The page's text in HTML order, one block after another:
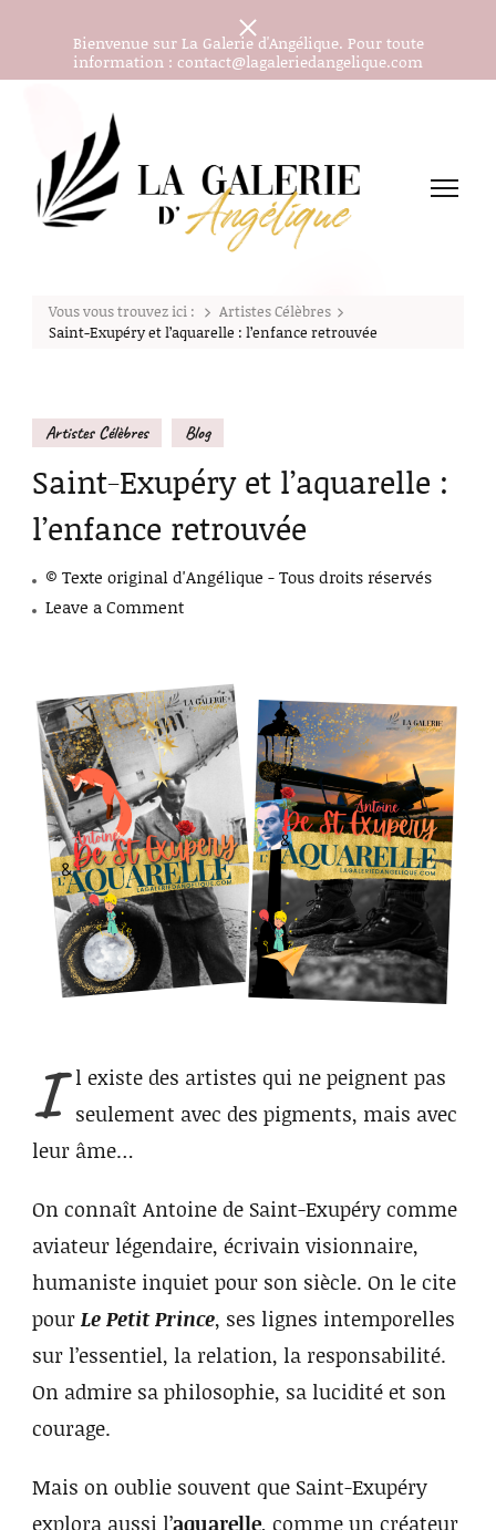
Bienvenue sur La Galerie d'Angélique. Pour toute
information : contact@lagaleriedangelique.com
La Galerie d'Angélique
Vous vous trouvez ici :
Artistes Célèbres
Saint-Exupéry et l’aquarelle : l’enfance retrouvée
Artistes Célèbres Blog
Saint-Exupéry et l’aquarelle :
l’enfance retrouvée
© Texte original d'Angélique - Tous droits réservés
Leave a Commenton
et
l’aquarelle
l’enfance
retrouvée
I l existe des artistes qui ne peignent pas
seulement avec des pigments, mais avec
leur âme…
On connaît Antoine de Saint-Exupéry comme
aviateur légendaire, écrivain visionnaire,
humaniste inquiet pour son siècle. On le cite
pourLe Petit Prince, ses lignes intemporelles
sur l’essentiel, la relation, la responsabilité.
On admire sa philosophie, sa lucidité et son
courage.
Mais on oublie souvent que Saint-Exupéry
explora aussi l’aquarelle, comme un créateur